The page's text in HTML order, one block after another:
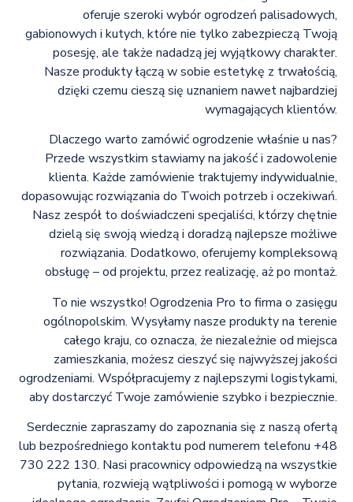
oferuje szeroki wybór ogrodzeń palisadowych,
gabionowych i kutych, które nie tylko zabezpieczą Twoją
posesję, ale także nadadzą jej wyjątkowy charakter.
Nasze produkty łączą w sobie estetykę z trwałością,
dzięki czemu cieszą się uznaniem nawet najbardziej
wymagających klientów.
Dlaczego warto zamówić ogrodzenie właśnie u nas?
Przede wszystkim stawiamy na jakość i zadowolenie
klienta. Każde zamówienie traktujemy indywidualnie,
dopasowując rozwiązania do Twoich potrzeb i oczekiwań.
Nasz zespół to doświadczeni specjaliści, którzy chętnie
dzielą się swoją wiedzą i doradzą najlepsze możliwe
rozwiązania. Dodatkowo, oferujemy kompleksową
obsługę – od projektu, przez realizację, aż po montaż.
To nie wszystko! Ogrodzenia Pro to firma o zasięgu
ogólnopolskim. Wysyłamy nasze produkty na terenie
całego kraju, co oznacza, że niezależnie od miejsca
zamieszkania, możesz cieszyć się najwyższej jakości
ogrodzeniami. Współpracujemy z najlepszymi logistykami,
aby dostarczyć Twoje zamówienie szybko i bezpiecznie.
Serdecznie zapraszamy do zapoznania się z naszą ofertą
lub bezpośredniego kontaktu pod numerem telefonu +48
730 222 130. Nasi pracownicy odpowiedzą na wszystkie
pytania, rozwieją wątpliwości i pomogą w wyborze